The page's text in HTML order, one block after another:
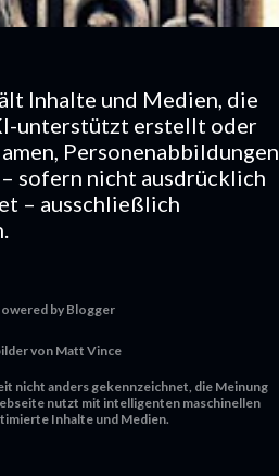
Inhalte und Medien, die
unterstützt erstellt oder
Personenabbildungen
sofern nicht ausdrücklich
– ausschließlich
by Blogger
von Matt Vince
nicht anders gekennzeichnet, die Meinung
nutzt mit intelligenten maschinellen
Inhalte und Medien.